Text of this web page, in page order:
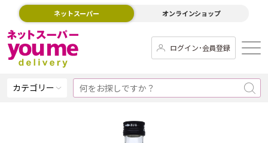
ネットスーパー オンラインショップ
ログイン･会員登録
カテゴリー